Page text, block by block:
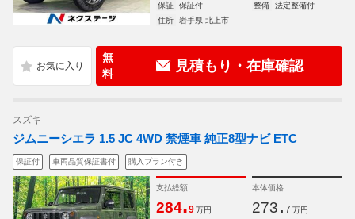
保証
保証付 整備
法定整備付
住所
岩手県 北上市
無
料
見積もり・在庫確認
スズキ
ジムニーシエラ 1.5 JC 4WD 禁煙車 純正8型ナビ ETC
保証付 車両品質保証書付 購入プラン付き
支払総額
284.9 万円
本体価格
273. 7 万円